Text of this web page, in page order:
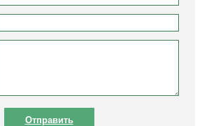
Отправить